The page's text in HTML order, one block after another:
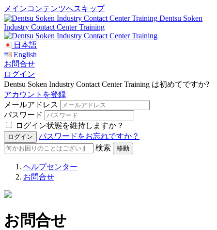
メインコンテンツへスキップ
Dentsu Soken
Industry Contact Center Training
日本語
English
お問合せ
ログイン
Dentsu Soken Industry Contact Center Training は初めてですか?
アカウントを登録
メールアドレス
パスワード
ログイン状態を維持しますか？
パスワードをお忘れですか？
検索
ヘルプセンター
お問合せ
お問合せ